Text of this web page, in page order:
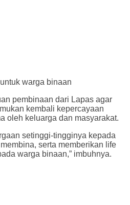
warga binaan
pembinaan dari Lapas agar
kembali kepercayaan
oleh keluarga dan masyarakat.
setinggi-tingginya kepada
serta memberikan life
warga binaan,” imbuhnya.